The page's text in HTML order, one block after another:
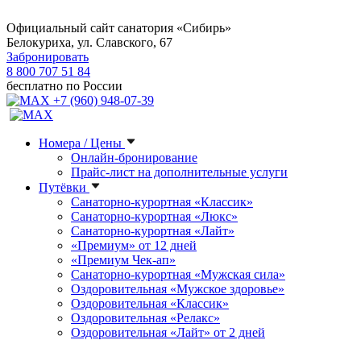
Официальный сайт санатория «Сибирь»
Белокуриха, ул. Славского, 67
Забронировать
8 800 707 51 84
бесплатно по России
+7 (960) 948-07-39
Номера / Цены
Онлайн-бронирование
Прайс-лист на дополнительные услуги
Путёвки
Санаторно-курортная «Классик»
Санаторно-курортная «Люкс»
Санаторно-курортная «Лайт»
«Премиум» от 12 дней
«Премиум Чек-ап»
Санаторно-курортная «Мужская сила»
Оздоровительная «Мужское здоровье»
Оздоровительная «Классик»
Оздоровительная «Релакс»
Оздоровительная «Лайт» от 2 дней